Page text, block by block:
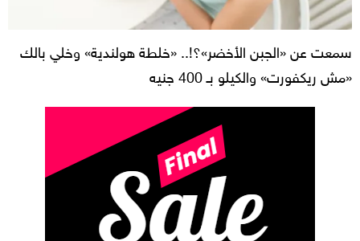
سمعت عن «الجبن الأخضر»؟!.. «خلطة هولندية» وخلي بالك
«مش ريكفورت» والكيلو بـ 400 جنيه